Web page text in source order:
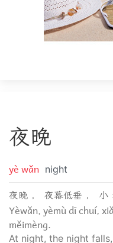
夜晚
yè wǎn night
夜晚 ， 夜幕低垂 ， 小
Yèwǎn, yèmù dī chuí,
měimèng.
At night, the night